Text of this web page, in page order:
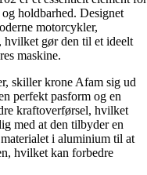
holdbarhed. Designet
motorcykler,
hvilket gør den til et ideelt
maskine.
skiller krone Afam sig ud
perfekt pasform og en
kraftoverførsel, hvilket
med at den tilbyder en
i aluminium til at
hvilket kan forbedre